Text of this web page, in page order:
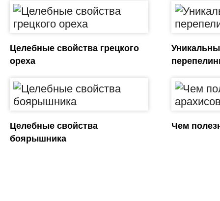
Целебные свойства грецкого
ореха
Целебные свойства
боярышника
Чем